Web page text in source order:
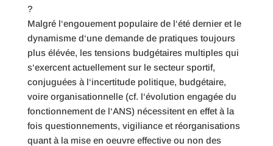
?
Malgré l‘engouement populaire de l‘été dernier et le
dynamisme d‘une demande de pratiques toujours
plus élévée, les tensions budgétaires multiples qui
s‘exercent actuellement sur le secteur sportif,
conjuguées à l‘incertitude politique, budgétaire,
voire organisationnelle (cf. l‘évolution engagée du
fonctionnement de l‘ANS) nécessitent en effet à la
fois questionnements, vigiliance et réorganisations
quant à la mise en oeuvre effective ou non des